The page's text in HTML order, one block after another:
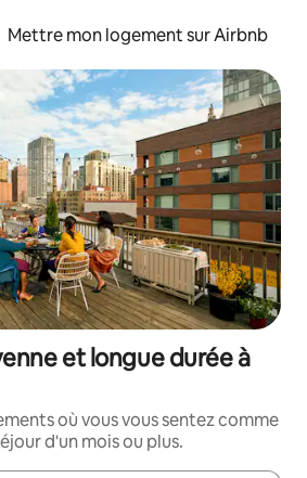
Mettre mon logement sur Airbnb
et longue durée à
où vous vous sentez comme
d'un mois ou plus.